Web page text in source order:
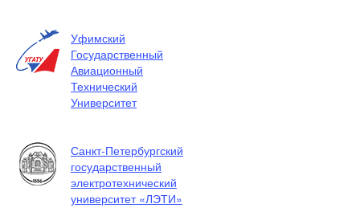
Уфимский
Государственный
Авиационный
Технический
Университет
Санкт-Петербургский
государственный
электротехнический
университет «ЛЭТИ»